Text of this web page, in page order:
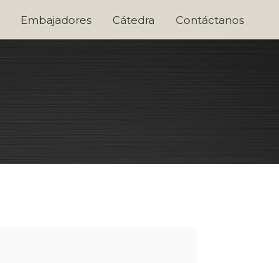
Embajadores Cátedra Contáctanos